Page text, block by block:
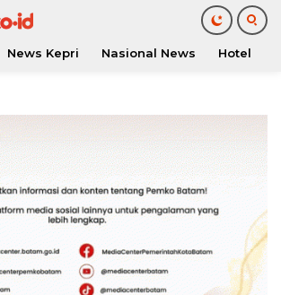
News Kepri Nasional News Hotel